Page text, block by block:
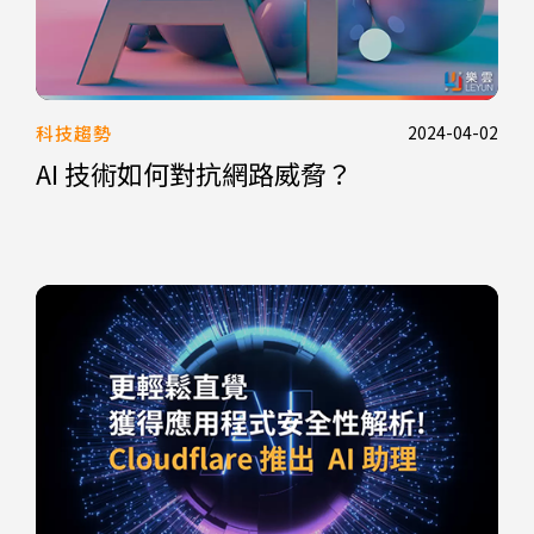
科技趨勢 2024-04-02
AI 技術如何對抗網路威脅？